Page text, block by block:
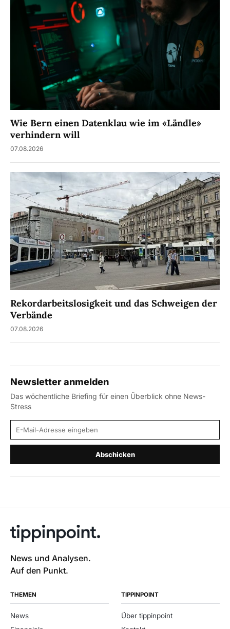
Wie Bern einen Datenklau wie im «Ländle»
verhindern will
07.08.2026
Rekordarbeitslosigkeit und das Schweigen der
Verbände
07.08.2026
Newsletter anmelden
Das wöchentliche Briefing für einen Überblick ohne News-
Stress
E-Mail-Adresse
Abschicken
News und Analysen.
Auf den Punkt.
THEMEN
News
TIPPINPOINT
Über tippinpoint